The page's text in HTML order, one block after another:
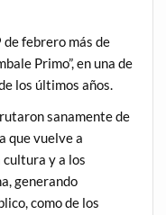
de febrero más de
Primo”, en una de
los últimos años.
sanamente de
que vuelve a
y a los
generando
como de los